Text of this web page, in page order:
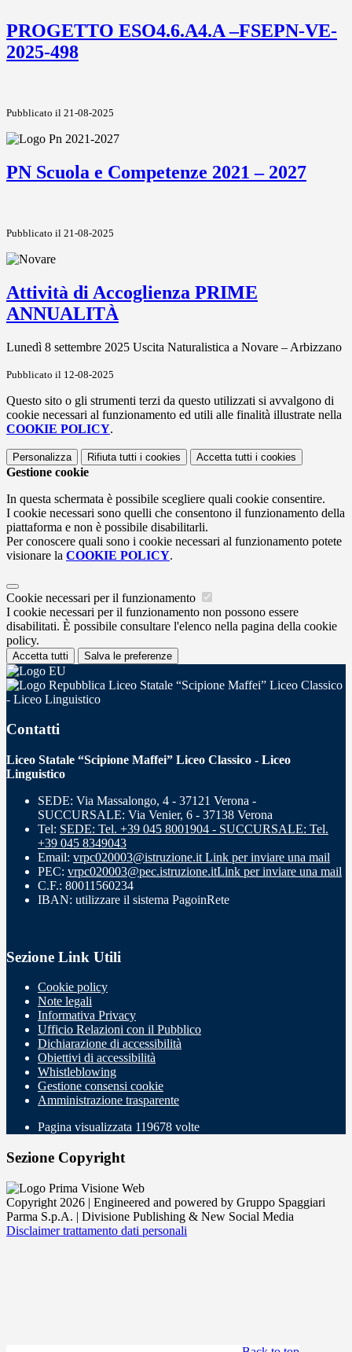
PROGETTO ESO4.6.A4.A –FSEPN-VE-
2025-498
Pubblicato il 21-08-2025
PN Scuola e Competenze 2021 – 2027
Pubblicato il 21-08-2025
Attività di Accoglienza PRIME
ANNUALITÀ
Lunedì 8 settembre 2025 Uscita Naturalistica a Novare – Arbizzano
Pubblicato il 12-08-2025
Questo sito o gli strumenti terzi da questo utilizzati si avvalgono di
cookie necessari al funzionamento ed utili alle finalità illustrate nella
COOKIE POLICY.
Personalizza Rifiuta tutti i cookies Accetta tutti i cookies
Gestione cookie
In questa schermata è possibile scegliere quali cookie consentire.
I cookie necessari sono quelli che consentono il funzionamento della
piattaforma e non è possibile disabilitarli.
Per conoscere quali sono i cookie necessari al funzionamento potete
visionare la COOKIE POLICY.
Cookie necessari per il funzionamento
I cookie necessari per il funzionamento non possono essere
disabilitati. È possibile consultare l'elenco nella pagina della cookie
policy.
Accetta tutti Salva le preferenze
Liceo Statale “Scipione Maffei” Liceo Classico
- Liceo Linguistico
Contatti
Liceo Statale “Scipione Maffei” Liceo Classico - Liceo
Linguistico
SEDE: Via Massalongo, 4 - 37121 Verona -
SUCCURSALE: Via Venier, 6 - 37138 Verona
Tel: SEDE: Tel. +39 045 8001904 - SUCCURSALE: Tel.
+39 045 8349043
Email: vrpc020003@istruzione.it Link per inviare una mail
PEC: vrpc020003@pec.istruzione.itLink per inviare una mail
C.F.: 80011560234
IBAN: utilizzare il sistema PagoinRete
Sezione Link Utili
Cookie policy
Note legali
Informativa Privacy
Ufficio Relazioni con il Pubblico
Dichiarazione di accessibilità
Obiettivi di accessibilità
Whistleblowing
Gestione consensi cookie
Amministrazione trasparente
Pagina visualizzata 119678 volte
Sezione Copyright
Copyright 2026 | Engineered and powered by Gruppo Spaggiari
Parma S.p.A. | Divisione Publishing & New Social Media
Disclaimer trattamento dati personali